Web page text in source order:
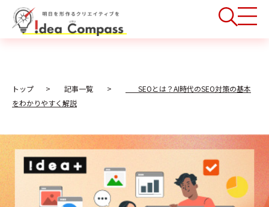
トップ 記事一覧
SEOとは？AI時代のSEO対策の基本
をわかりやすく解説